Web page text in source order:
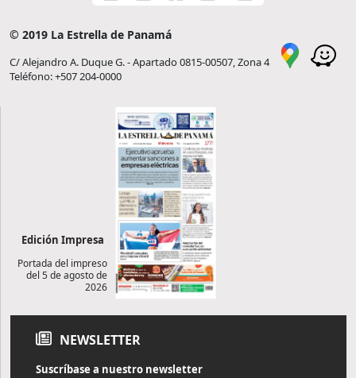
© 2019 La Estrella de Panamá
C/ Alejandro A. Duque G. - Apartado 0815-00507, Zona 4
Teléfono: +507 204-0000
Edición Impresa
Portada del impreso
del 5 de agosto de
2026
NEWSLETTER
Suscríbase a nuestro newsletter